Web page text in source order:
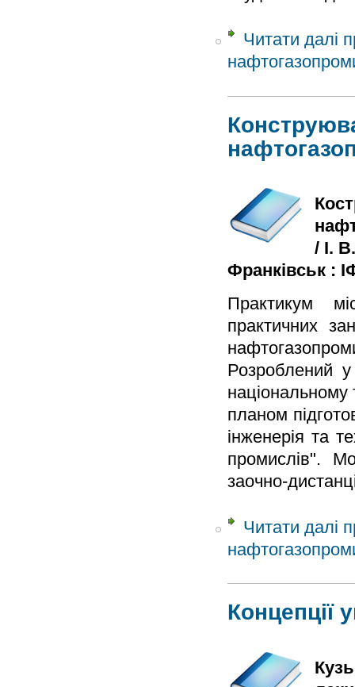
Читати далі
/ І.
Франківськ :
Практикум
практичних
Розроблений у
національному
планом
інженерія та
промислів".
заочно-
Читати далі
Концепції